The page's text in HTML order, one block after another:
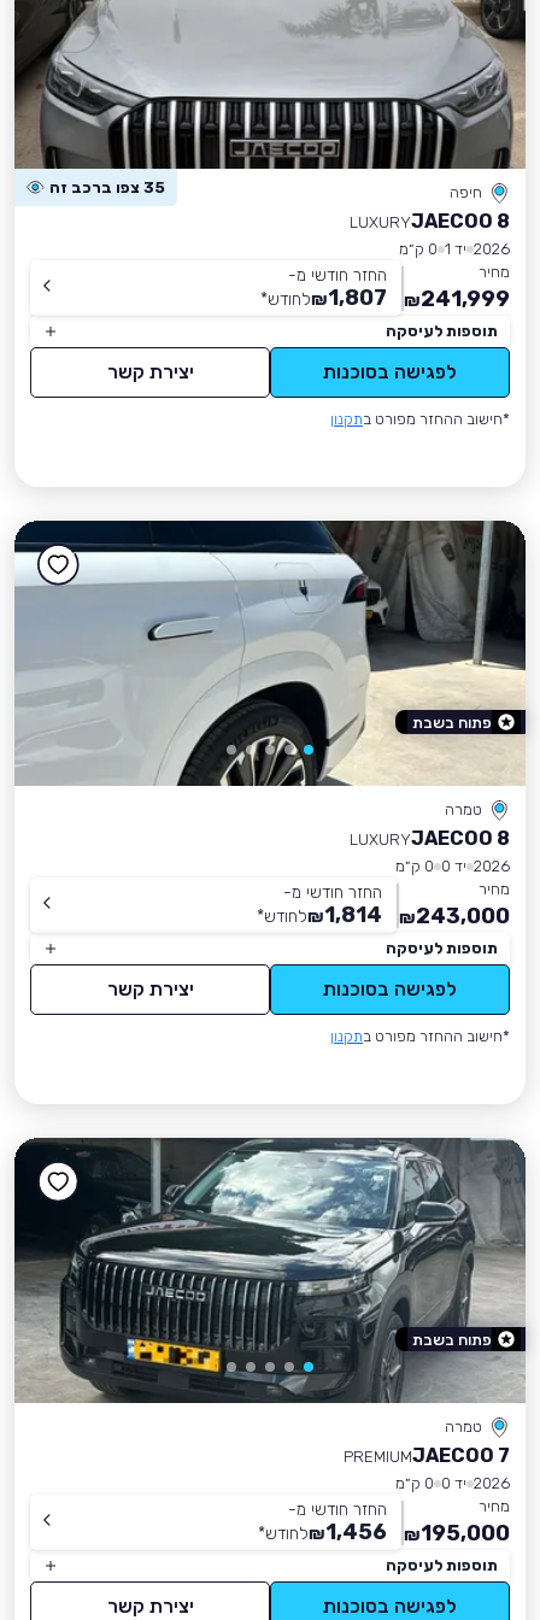
חיפה 35 צפו ברכב זה
JAECOO 8
LUXURY
2026 יד 1
0 ק״מ
מחיר
241,999
₪
החזר חודשי מ-
1,807
₪לחודש*
תוספות לעיסקה
לפגישה בסוכנות יצירת קשר
*חישוב ההחזר מפורט בתקנון
טמרה
JAECOO 8
LUXURY
2026 יד 0
0 ק״מ
מחיר
243,000
₪
החזר חודשי מ-
1,814
₪לחודש*
תוספות לעיסקה
לפגישה בסוכנות יצירת קשר
*חישוב ההחזר מפורט בתקנון
פתוח בשבת
טמרה
JAECOO 7
PREMIUM
2026 יד 0
0 ק״מ
מחיר
195,000
₪
החזר חודשי מ-
1,456
₪לחודש*
תוספות לעיסקה
לפגישה בסוכנות יצירת קשר
פתוח בשבת